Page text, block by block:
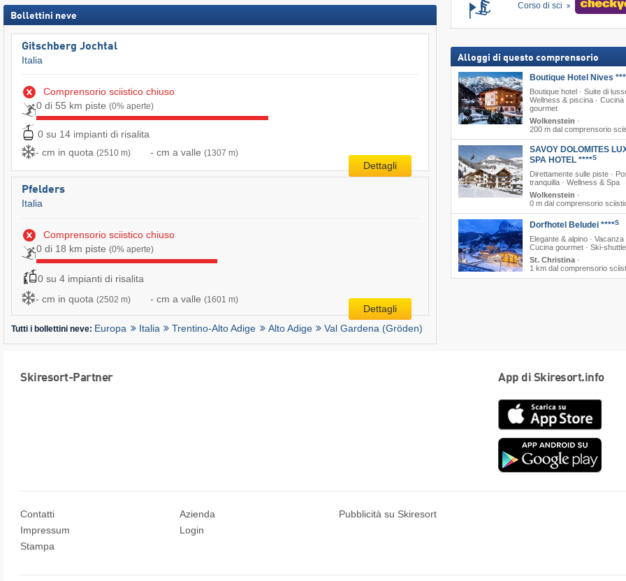
Bollettini neve
Gitschberg Jochtal
Italia
Comprensorio sciistico chiuso
0 di 55 km piste (0% aperte)
0 su 14 impianti di risalita
- cm in quota (2510 m) - cm a valle (1307 m)
Dettagli
Pfelders
Italia
Comprensorio sciistico chiuso
0 di 18 km piste (0% aperte)
0 su 4 impianti di risalita
- cm in quota (2502 m) - cm a valle (1601 m)
Dettagli
Tutti i bollettini neve: Europa Italia Trentino-Alto Adige Alto Adige Val Gardena (Gröden)
Corso di sci
Alloggi di questo comprensorio
Boutique Hotel Nives
Boutique hotel · Suite di
Wellness & piscina · Cucina
gourmet
Wolkenstein ·
200 m dal comprensorio
SAVOY DOLOMITES
SPA HOTEL ****S
Direttamente sulle piste ·
tranquilla · Wellness & Spa
Wolkenstein ·
0 m dal comprensorio
Dorfhotel Beludei ****S
Elegante & alpino · Vacanza
Cucina gourmet · Ski-
St. Christina·
1 km dal comprensorio
Skiresort-Partner App di Skiresort.info
Contatti
Impressum
Stampa
Azienda
Login
Pubblicità su Skiresort